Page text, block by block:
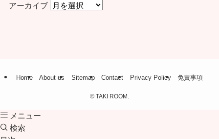
アーカイブ
Home About us Sitemap Contact Privacy Policy 免責事項
© TAKI ROOM.
メニュー
検索